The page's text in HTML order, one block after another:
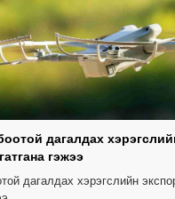
дагалдах
гэжээ
дагалдах хэрэгслийн